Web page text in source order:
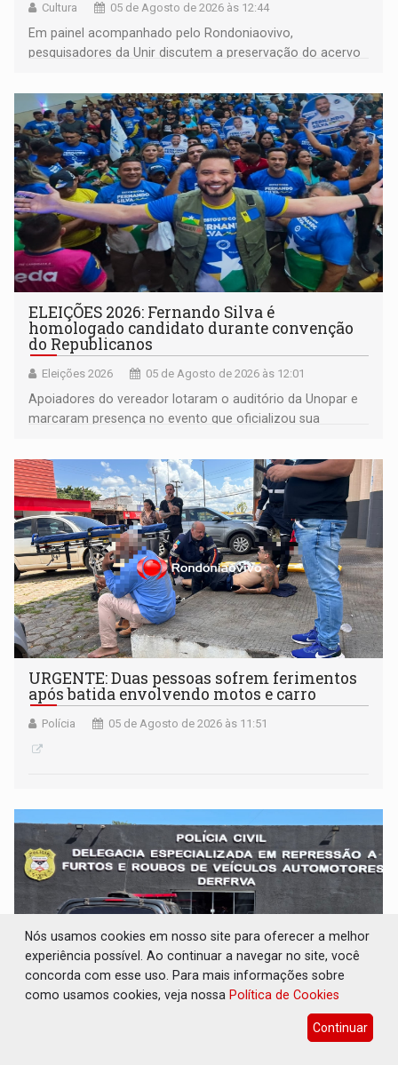
Cultura 05 de Agosto de 2026 às 12:44
Em painel acompanhado pelo Rondoniaovivo,
pesquisadores da Unir discutem a preservação do acervo
memória como bússola para o futuro
ELEIÇÕES 2026: Fernando Silva é
homologado candidato durante convenção
do Republicanos
Eleições 2026 05 de Agosto de 2026 às 12:01
Apoiadores do vereador lotaram o auditório da Unopar e
marcaram presença no evento que oficializou sua
URGENTE: Duas pessoas sofrem ferimentos
após batida envolvendo motos e carro
Polícia 05 de Agosto de 2026 às 11:51
ROUBO INVENTADO: PC desmascara 'golpe
do seguro' e indicia homem por falsa
Nós usamos cookies em nosso site para oferecer a melhor
experiência possível. Ao continuar a navegar no site, você
concorda com esse uso. Para mais informações sobre
como usamos cookies, veja nossa Política de Cookies
Continuar